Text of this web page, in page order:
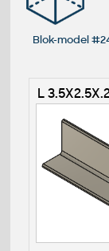
Blok-model
L